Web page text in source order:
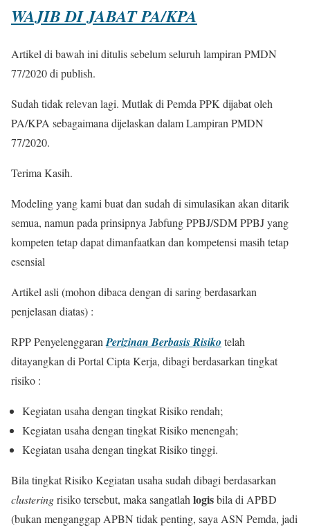
WAJIB DI JABAT PA/KPA
Artikel di bawah ini ditulis sebelum seluruh lampiran PMDN
77/2020 di publish.
Sudah tidak relevan lagi. Mutlak di Pemda PPK dijabat oleh
PA/KPA sebagaimana dijelaskan dalam Lampiran PMDN
77/2020.
Terima Kasih.
Modeling yang kami buat dan sudah di simulasikan akan ditarik
semua, namun pada prinsipnya Jabfung PPBJ/SDM PPBJ yang
kompeten tetap dapat dimanfaatkan dan kompetensi masih tetap
esensial
Artikel asli (mohon dibaca dengan di saring berdasarkan
penjelasan diatas) :
RPP Penyelenggaran Perizinan Berbasis Risiko telah
ditayangkan di Portal Cipta Kerja, dibagi berdasarkan tingkat
risiko :
Kegiatan usaha dengan tingkat Risiko rendah;
Kegiatan usaha dengan tingkat Risiko menengah;
Kegiatan usaha dengan tingkat Risiko tinggi.
Bila tingkat Risiko Kegiatan usaha sudah dibagi berdasarkan
clusteringrisiko tersebut, maka sangatlah logisbila di APBD
(bukan menganggap APBN tidak penting, saya ASN Pemda, jadi